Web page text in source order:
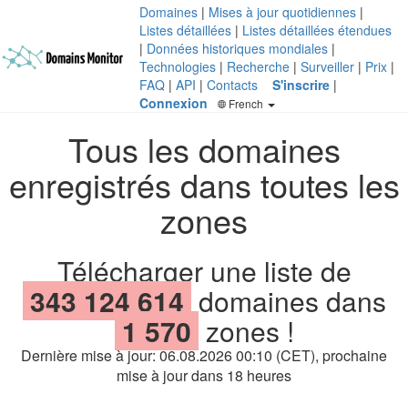
Domaines | Mises à jour quotidiennes |
Listes détaillées | Listes détaillées étendues
| Données historiques mondiales |
Technologies | Recherche | Surveiller | Prix |
FAQ | API | Contacts S'inscrire |
Connexion
French
Tous les domaines
enregistrés dans toutes les
zones
Télécharger une liste de
343 124 614 domaines dans
1 570 zones !
Dernière mise à jour: 06.08.2026 00:10 (CET), prochaine
mise à jour dans 18 heures